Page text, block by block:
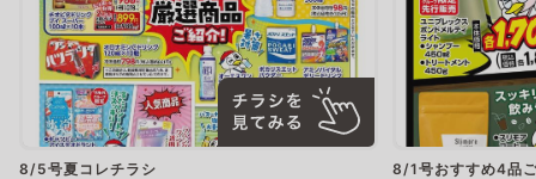
8/5号夏コレチラシ 8/1号おすすめ4品